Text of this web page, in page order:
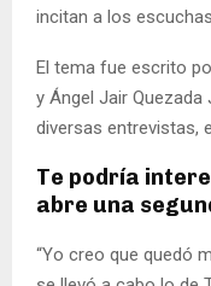
incitan a los
El tema fue escrito
y Ángel Jair
diversas entrevistas,
Te podría
abre una
“Yo creo que quedó